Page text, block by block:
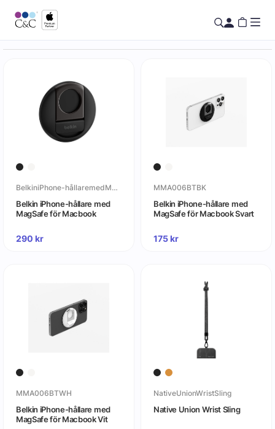
BelkiniPhone-hållaremedMagSafeförMacbook
Belkin iPhone-hållare med
MagSafe för Macbook
290 kr
MMA006BTBK
Belkin iPhone-hållare med
MagSafe för Macbook Svart
175kr
MMA006BTWH
Belkin iPhone-hållare med
MagSafe för Macbook Vit
NativeUnionWristSling
Native Union Wrist Sling